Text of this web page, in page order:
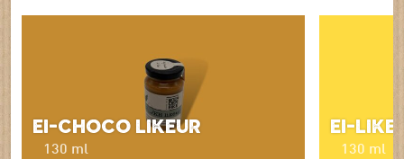
130 ml
Ei-Choco Likeur
130 ml
Ei-